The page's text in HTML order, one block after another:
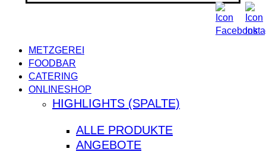
Close
Menu
METZGEREI
FOODBAR
CATERING
ONLINESHOP
HIGHLIGHTS (SPALTE)
ALLE PRODUKTE
ANGEBOTE